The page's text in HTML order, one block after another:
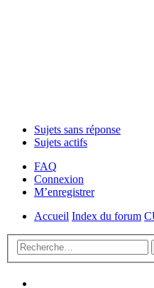
Sujets sans réponse
Sujets actifs
FAQ
Connexion
M’enregistrer
Accueil Index du forum